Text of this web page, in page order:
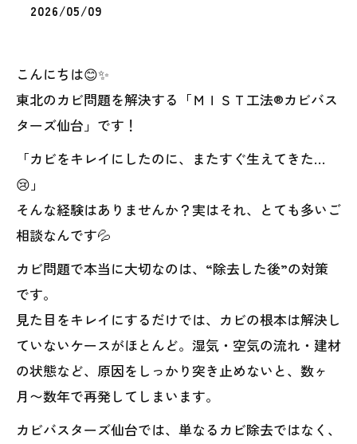
2026/05/09
こんにちは😊✨
東北のカビ問題を解決する「ＭＩＳＴ工法®カビバス
ターズ仙台」です！
「カビをキレイにしたのに、またすぐ生えてきた…
😢」
そんな経験はありませんか？実はそれ、とても多いご
相談なんです💦
カビ問題で本当に大切なのは、“除去した後”の対策
です。
見た目をキレイにするだけでは、カビの根本は解決し
ていないケースがほとんど。湿気・空気の流れ・建材
の状態など、原因をしっかり突き止めないと、数ヶ
月〜数年で再発してしまいます。
カビバスターズ仙台では、単なるカビ除去ではなく、